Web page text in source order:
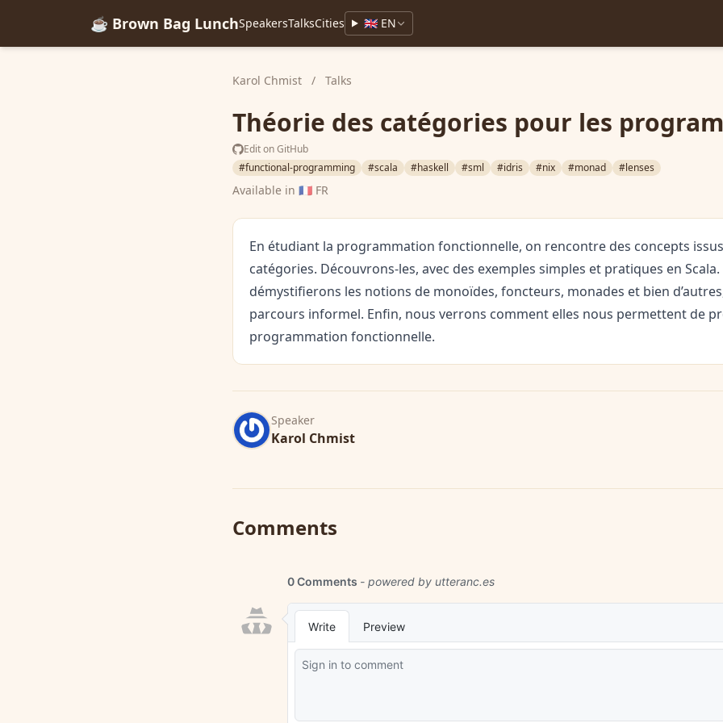
☕ Brown Bag LunchSpeakersTalksCities 🇬🇧 EN
Karol Chmist / Talks
Théorie des catégories pour les
Edit on GitHub
#functional-programming
#scala #haskell #sml #idris #nix #monad #lenses
Available in 🇫🇷 FR
En étudiant la programmation fonctionnelle, on rencontre des concepts
catégories. Découvrons-les, avec des exemples simples et pratiques en Scala.
démystifierons les notions de monoïdes, foncteurs, monades et bien
parcours informel. Enfin, nous verrons comment elles nous permettent de
programmation fonctionnelle.
Speaker
Karol Chmist
Comments